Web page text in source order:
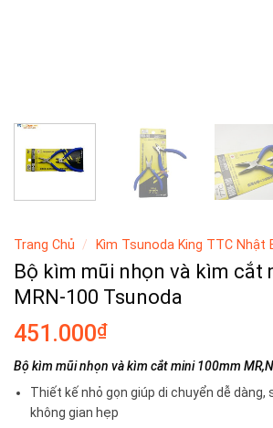
Trang Chủ / Kìm Tsunoda King TTC Nhật
Bộ kìm mũi nhọn và kìm cắt
MRN-100 Tsunoda
451.000₫
Bộ kìm mũi nhọn và kìm cắt mini 100mm
Thiết kế nhỏ gọn giúp di chuyển dễ dàng,
không gian hẹp